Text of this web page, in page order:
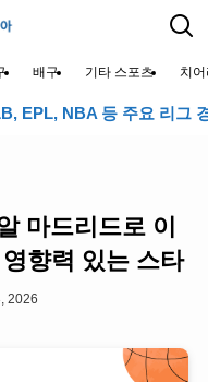
배구 기타 스포츠 치
등 주요 리그 경기, 선
마드리드로 이
향력 있는 스타
2026